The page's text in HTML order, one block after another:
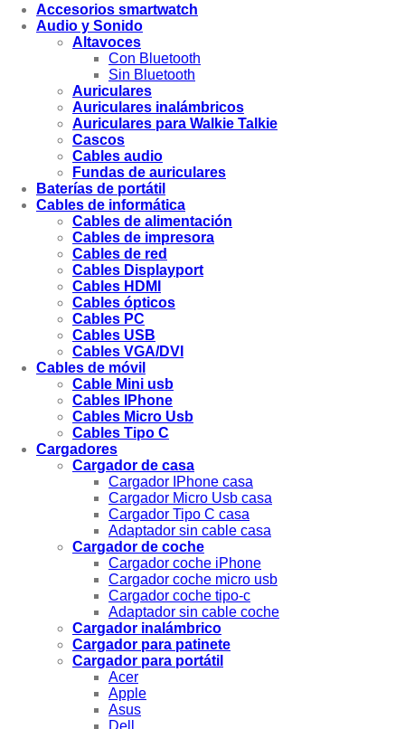
Accesorios smartwatch
Audio y Sonido
Altavoces
Con Bluetooth
Sin Bluetooth
Auriculares
Auriculares inalámbricos
Auriculares para Walkie Talkie
Cascos
Cables audio
Fundas de auriculares
Baterías de portátil
Cables de informática
Cables de alimentación
Cables de impresora
Cables de red
Cables Displayport
Cables HDMI
Cables ópticos
Cables PC
Cables USB
Cables VGA/DVI
Cables de móvil
Cable Mini usb
Cables IPhone
Cables Micro Usb
Cables Tipo C
Cargadores
Cargador de casa
Cargador IPhone casa
Cargador Micro Usb casa
Cargador Tipo C casa
Adaptador sin cable casa
Cargador de coche
Cargador coche iPhone
Cargador coche micro usb
Cargador coche tipo-c
Adaptador sin cable coche
Cargador inalámbrico
Cargador para patinete
Cargador para portátil
Acer
Apple
Asus
Dell